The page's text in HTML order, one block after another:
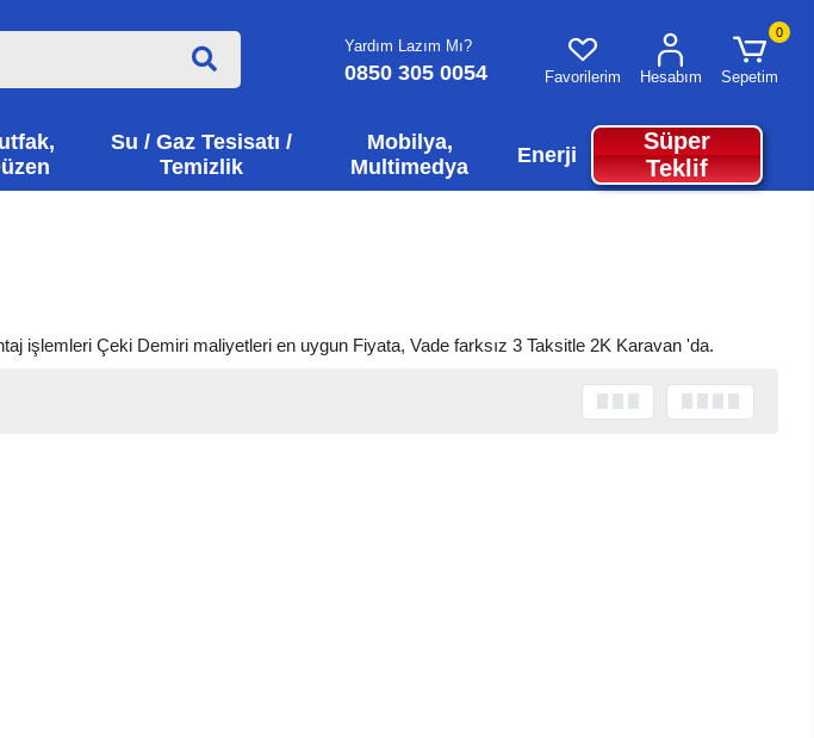
Yardım Lazım Mı?
0850 305 0054 Favorilerim Hesabım
0
Sepetim
Su / Gaz Tesisatı /
Temizlik
Mobilya,
Multimedya
Enerji
Süper
Teklif
işlemleri Çeki Demiri maliyetleri en uygun Fiyata, Vade farksız 3 Taksitle 2K Karavan 'da.